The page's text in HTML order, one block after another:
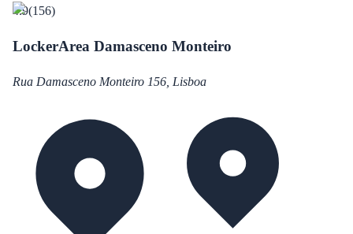
4.9(156)
LockerArea Damasceno Monteiro
Rua Damasceno Monteiro 156, Lisboa